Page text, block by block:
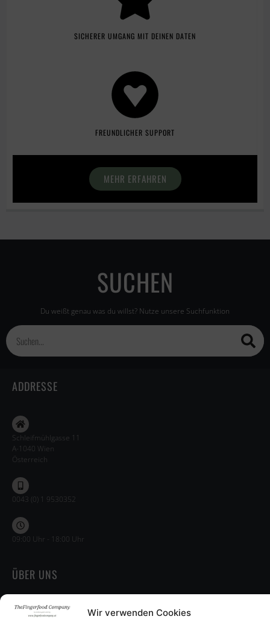
Wir verwenden Cookies
SICHERER UMGANG MIT DEINEN DATEN
FREUNDLICHER SUPPORT
MEHR ERFAHREN
SUCHEN
Du weißt genau was du willst? Nutze unsere Suchfunktion
ADDRESSE
Schleifmühlgasse 11
A-1040 Wien
Österreich
0043 (0) 1 9530352
09:00 Uhr - 18:00 Uhr
ÜBER UNS
Impressum
Datenschutz